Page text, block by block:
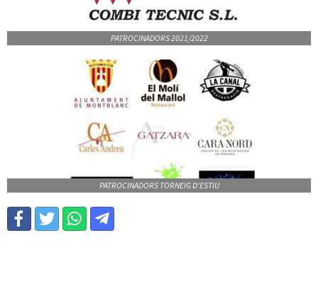
PATROCINADORS 2021/2022
PATROCINADORS TORNEIG D'ESTIU